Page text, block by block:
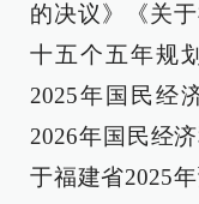
的决议》《关
十五个五年规
2025年国民经
2026年国民经
于福建省2025